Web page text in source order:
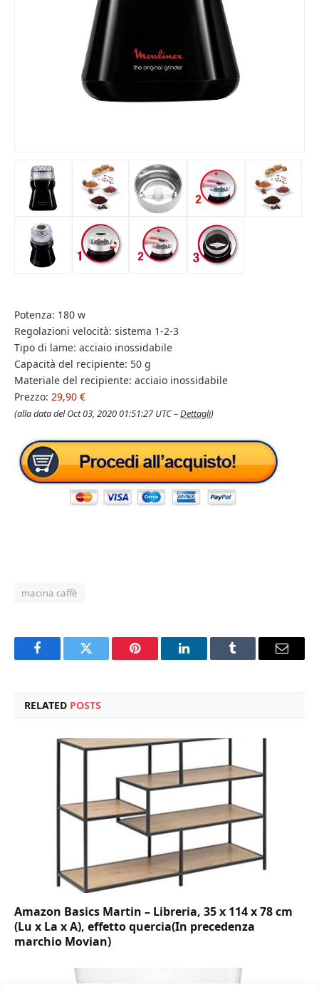
Potenza: 180 w
Regolazioni velocità: sistema 1-2-3
Tipo di lame: acciaio inossidabile
Capacità del recipiente: 50 g
Materiale del recipiente: acciaio inossidabile
Prezzo: 29,90 €
(alla data del Oct 03, 2020 01:51:27 UTC –Dettagli)
macina caffè
FacebookTwitter Pinterest LinkedInTumblr Email
RELATED POSTS
Amazon Basics Martin – Libreria, 35 x 114 x 78 cm
(Lu x La x A), effetto quercia(In precedenza
marchio Movian)